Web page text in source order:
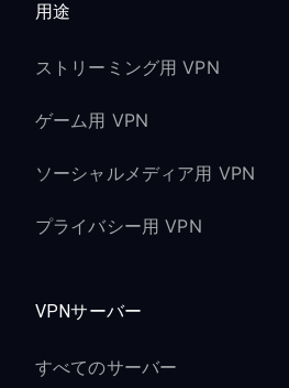
用途
ストリーミング用 VPN
ゲーム用 VPN
ソーシャルメディア用 VPN
プライバシー用 VPN
VPNサーバー
すべてのサーバー